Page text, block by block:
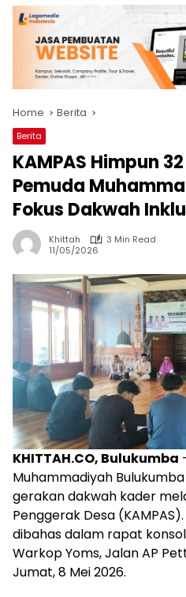
Home Berita
Berita
KAMPAS Himpun
Pemuda
Fokus Dakwah
Khittah
3 Min Read
11/05/2026
KHITTAH.CO, Bulukumba
Muhammadiyah
gerakan dakwah kader
Penggerak Desa
dibahas dalam rapat
Warkop Yoms, Jalan AP
Jumat, 8 Mei 2026.